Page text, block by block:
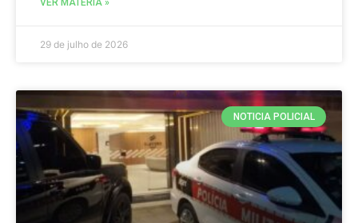
29 de julho de 2026
NOTICIA POLICIAL